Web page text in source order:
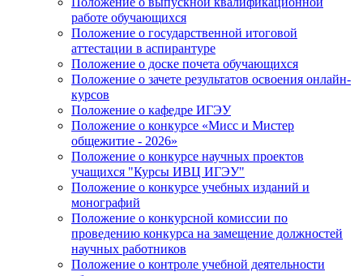
работе обучающихся
Положение о государственной итоговой
аттестации в аспирантуре
Положение о доске почета обучающихся
Положение о зачете результатов освоения онлайн-
курсов
Положение о кафедре ИГЭУ
Положение о конкурсе «Мисс и Мистер
общежитие - 2026»
Положение о конкурсе научных проектов
учащихся "Курсы ИВЦ ИГЭУ"
Положение о конкурсе учебных изданий и
монографий
Положение о конкурсной комиссии по
проведению конкурса на замещение должностей
научных работников
Положение о контроле учебной деятельности